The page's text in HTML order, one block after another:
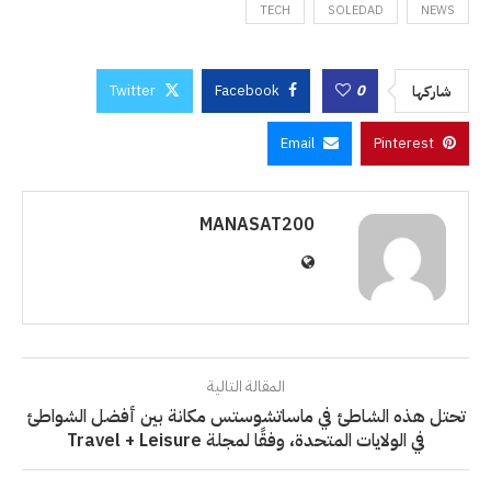
NEWS
SOLEDAD
TECH
شاركها 0
Facebook
Twitter
Pinterest
Email
MANASAT200
المقالة التالية
تحتل هذه الشاطئ في ماساتشوستس مكانة بين أفضل الشواطئ
في الولايات المتحدة، وفقًا لمجلة Travel + Leisure